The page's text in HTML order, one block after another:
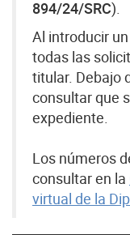
894/24/SRC).
Al introducir
todas las
titular. Debajo
consultar que
expediente.
Los números
consultar en la
virtual de la